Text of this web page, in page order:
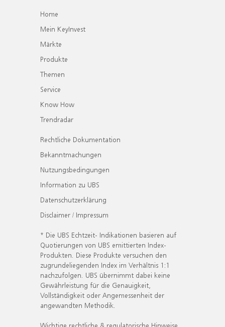
Home
Mein KeyInvest
Märkte
Produkte
Themen
Service
Know How
Trendradar
Rechtliche Dokumentation
Bekanntmachungen
Nutzungsbedingungen
Information zu UBS
Datenschutzerklärung
Disclaimer / Impressum
* Die UBS Echtzeit- Indikationen basieren auf
Quotierungen von UBS emittierten Index-
Produkten. Diese Produkte versuchen den
zugrundeliegenden Index im Verhältnis 1:1
nachzufolgen. UBS übernimmt dabei keine
Gewährleistung für die Genauigkeit,
Vollständigkeit oder Angemessenheit der
angewandten Methodik.